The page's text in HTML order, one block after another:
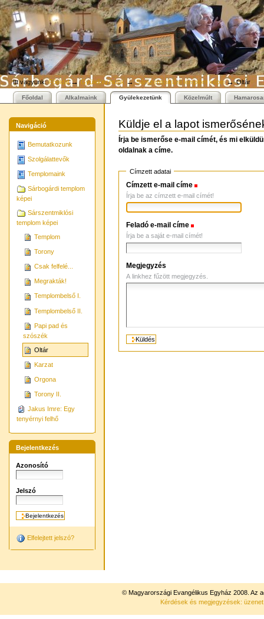
Tovább
a
tartalomhoz
|
Ugrás
a
navigációhoz
Személyes
eszközök
Itt vagyunk: Főoldal →Gyülekezetünk →Sárszentmiklósi templom képei →Oltár
Bekezdések
Főoldal Alkalmaink Gyülekezetünk Közelmúlt
Navigáció
Bemutatkozunk
Szolgálattevők
Templomaink
Sárbogárdi templom
képei
Sárszentmiklósi
templom képei
Templom
Torony
Csak felfelé...
Megrakták!
Templombelső I.
Templombelső II.
Papi pad és
szószék
Oltár
Karzat
Orgona
Torony II.
Jakus Imre: Egy
tenyérnyi felhő
Bejelentkezés
Azonosító
Jelszó
Elfelejtett jelszó?
Küldje el a lapot
Írja be ismerőse e-mail címét, és mi
oldalnak a címe.
Címzett adatai
Címzett e-mail címe
Írja be az címzett e-mail címét!
Feladó e-mail címe
Írja be a saját e-mail címét!
Megjegyzés
A linkhez fűzött megjegyzés.
© Magyarországi Evangélikus Egyház 2008. Az
Kérdések és megjegyzések: